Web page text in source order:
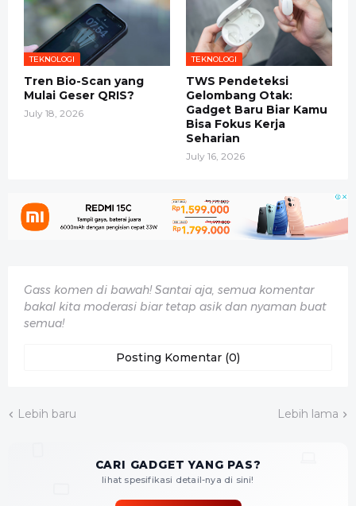
TEKNOLOGI
Tren Bio-Scan yang
Mulai Geser QRIS?
July 18, 2026
TEKNOLOGI
TWS Pendeteksi
Gelombang Otak:
Gadget Baru Biar Kamu
Bisa Fokus Kerja
Seharian
July 16, 2026
Gass komen di bawah! Santai aja, semua komentar
bakal kita moderasi biar tetap asik dan nyaman buat
semua!
Posting Komentar (0)
Lebih baru Lebih lama
CARI GADGET YANG PAS?
lihat spesifikasi detail-nya di sini!